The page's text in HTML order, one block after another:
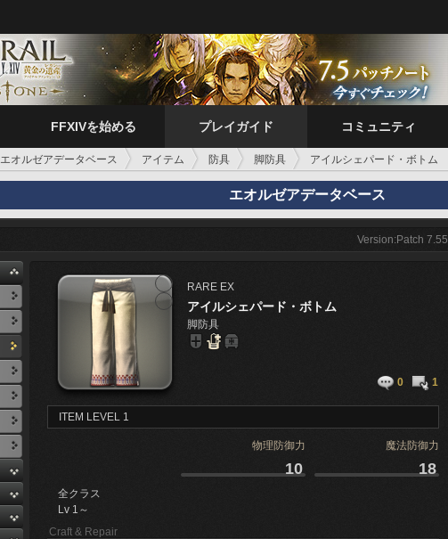
FFXIVを始める プレイガイド コミュニティ
エオルゼアデータベース アイテム 防具 脚防具 アイルシェパード・ボトム
エオルゼアデータベース
Version:Patch 7.55
RARE EX
アイルシェパード・ボトム
脚防具
0 1
ITEM LEVEL 1
物理防御力 魔法防御力
10 18
全クラス
Lv 1～
Craft & Repair